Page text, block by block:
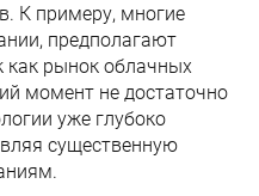
К примеру, многие
предполагают
как рынок облачных
момент не достаточно
уже глубоко
существенную